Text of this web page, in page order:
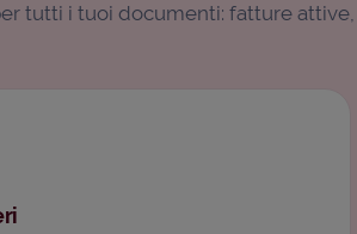
tutti i tuoi documenti: fatture attive,